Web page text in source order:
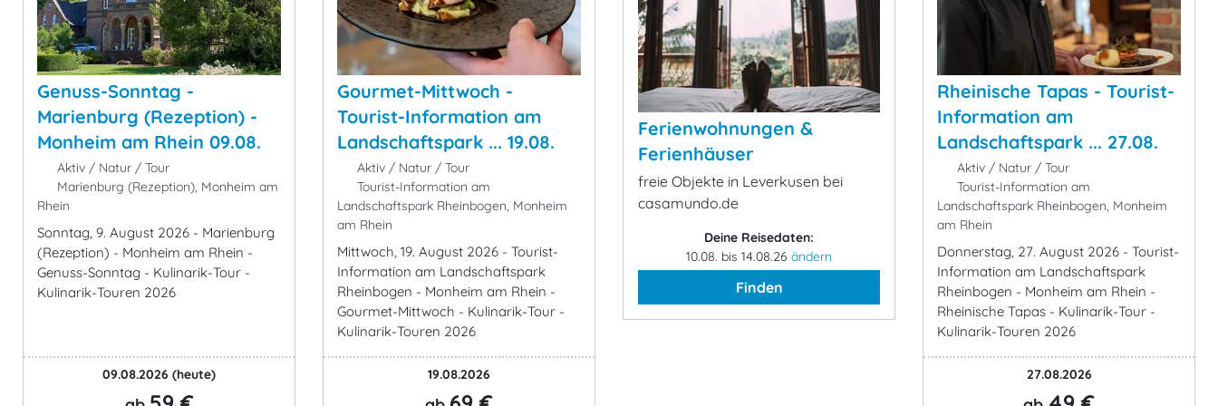
Genuss-Sonntag -
Marienburg (Rezeption) -
Monheim am Rhein 09.08.
Aktiv / Natur / Tour
Marienburg (Rezeption), Monheim am
Rhein
Sonntag, 9. August 2026 - Marienburg
(Rezeption) - Monheim am Rhein -
Genuss-Sonntag - Kulinarik-Tour -
Kulinarik-Touren 2026
09.08.2026 (heute)
Gourmet-Mittwoch -
Tourist-Information am
Landschaftspark ... 19.08.
Aktiv / Natur / Tour
Tourist-Information am
Landschaftspark Rheinbogen, Monheim
am Rhein
Mittwoch, 19. August 2026 - Tourist-
Information am Landschaftspark
Rheinbogen - Monheim am Rhein -
Gourmet-Mittwoch - Kulinarik-Tour -
Kulinarik-Touren 2026
19.08.2026
Ferienwohnungen &
Ferienhäuser
freie Objekte in Leverkusen bei
casamundo.de
Deine Reisedaten:
10.08. bis 14.08.26 ändern
Finden
Rheinische Tapas - Tourist-
Information am
Landschaftspark ... 27.08.
Aktiv / Natur / Tour
Tourist-Information am
Landschaftspark Rheinbogen, Monheim
am Rhein
Donnerstag, 27. August 2026 - Tourist-
Information am Landschaftspark
Rheinbogen - Monheim am Rhein -
Rheinische Tapas - Kulinarik-Tour -
Kulinarik-Touren 2026
27.08.2026